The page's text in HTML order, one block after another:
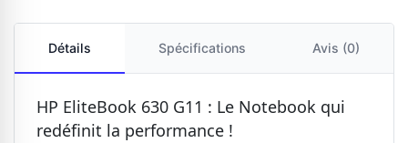
Détails Spécifications Avis (0)
HP EliteBook 630 G11 : Le Notebook qui
redéfinit la performance !